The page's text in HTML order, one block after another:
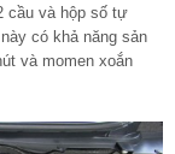
cầu và hộp số tự
có khả năng sản
và momen xoắn